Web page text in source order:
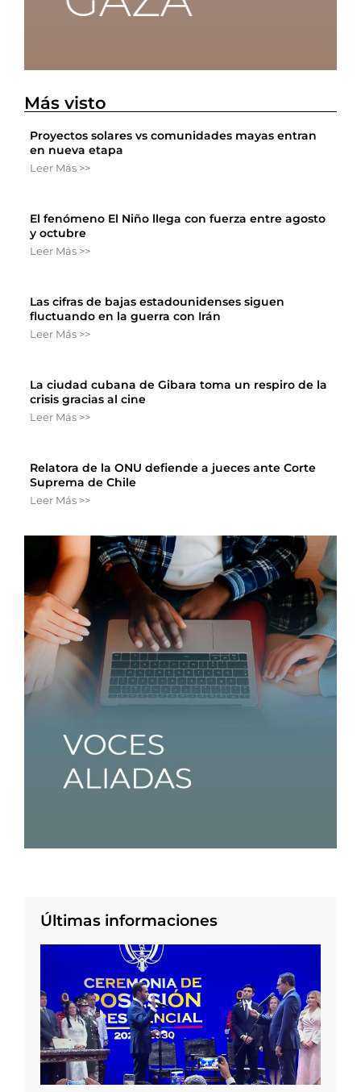
Más visto
Proyectos solares vs comunidades mayas entran
en nueva etapa
Leer Más >>
El fenómeno El Niño llega con fuerza entre agosto
y octubre
Leer Más >>
Las cifras de bajas estadounidenses siguen
fluctuando en la guerra con Irán
Leer Más >>
La ciudad cubana de Gibara toma un respiro de la
crisis gracias al cine
Leer Más >>
Relatora de la ONU defiende a jueces ante Corte
Suprema de Chile
Leer Más >>
Últimas informaciones